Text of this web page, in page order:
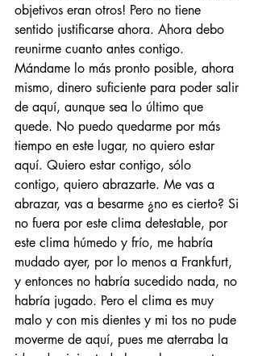
objetivos eran otros! Pero no tiene
sentido justificarse ahora. Ahora debo
reunirme cuanto antes contigo.
Mándame lo más pronto posible, ahora
mismo, dinero suficiente para poder salir
de aquí, aunque sea lo último que
quede. No puedo quedarme por más
tiempo en este lugar, no quiero estar
aquí. Quiero estar contigo, sólo
contigo, quiero abrazarte. Me vas a
abrazar, vas a besarme ¿no es cierto? Si
no fuera por este clima detestable, por
este clima húmedo y frío, me habría
mudado ayer, por lo menos a Frankfurt,
y entonces no habría sucedido nada, no
habría jugado. Pero el clima es muy
malo y con mis dientes y mi tos no pude
moverme de aquí, pues me aterraba la